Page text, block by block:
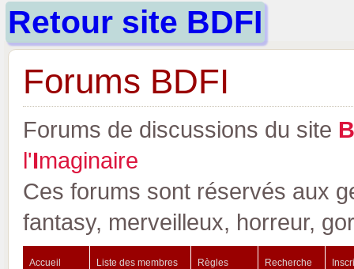
Retour site BDFI
Forums BDFI
Forums de discussions du site B
l'Imaginaire
Ces forums sont réservés aux
fantasy, merveilleux, horreur,
Accueil Liste des membres Règles Recherche